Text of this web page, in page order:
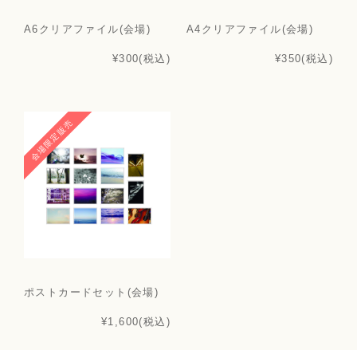
A6クリアファイル(会場)
¥300(税込)
A4クリアファイル(会場)
¥350(税込)
会場限定販売
ポストカードセット(会場)
¥1,600(税込)